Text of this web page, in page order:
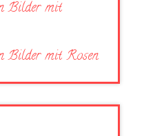
Bilder mit
Bilder mit Rosen